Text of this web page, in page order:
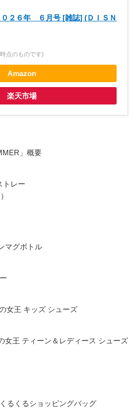
２６年 ６月号 [雑誌] (ＤＩＳＮ
点のものです)
Amazon
楽天市場
」概要
トレー
マグボトル
女王 キッズ シューズ
女王 ティーン＆レディース シューズ
るくるショッピングバッグ